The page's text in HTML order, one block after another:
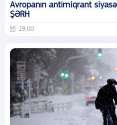
Avropanın antimiqrant
ŞƏRH
19:00